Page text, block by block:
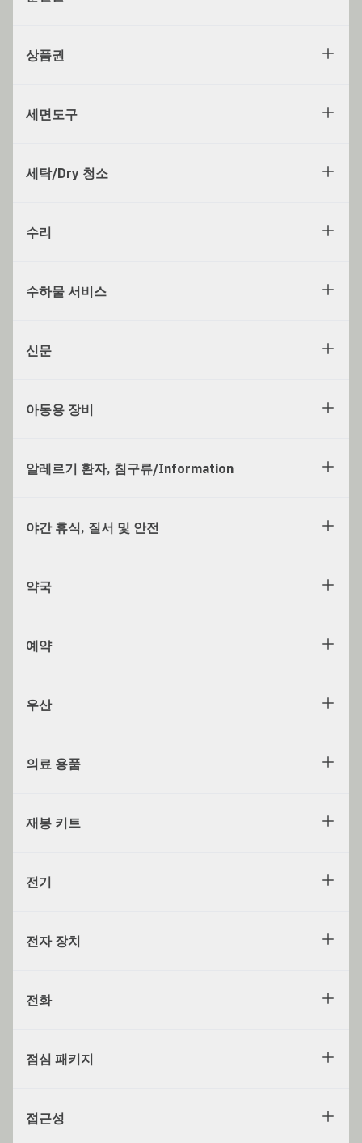
상품권
세면도구
세탁/Dry 청소
수리
수하물 서비스
신문
아동용 장비
알레르기 환자, 침구류/Information
야간 휴식, 질서 및 안전
약국
예약
우산
의료 용품
재봉 키트
전기
전자 장치
전화
점심 패키지
접근성